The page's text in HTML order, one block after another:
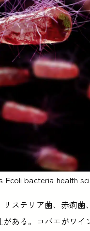
Ecoli bacteria health
ステリア菌、赤痢
ある。コバエがワ